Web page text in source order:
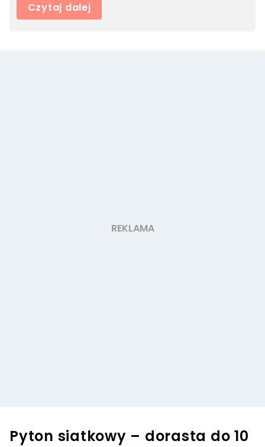
Czytaj dalej
Pyton siatkowy – dorasta do 10